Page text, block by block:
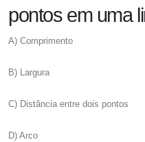
pontos em uma
A) Comprimento
B) Largura
C) Distância entre dois pontos
D) Arco